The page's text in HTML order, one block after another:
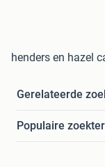
henders en hazel
Gerelateerde
Populaire